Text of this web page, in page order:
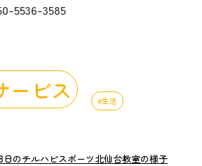
5536-3585
ービス 生活
日のチルハピスポーツ北仙台教室の様子